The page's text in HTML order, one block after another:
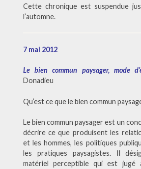
Cette chronique est suspendue
l’automne.
7 mai 2012
Le bien commun paysager, mode
Donadieu
Qu’est ce que le bien commun
Le bien commun paysager est un
décrire ce que produisent les
et les hommes, les politiques
les pratiques paysagistes. Il
matériel perceptible qui est jugé